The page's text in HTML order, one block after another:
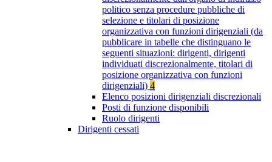
politico senza procedure pubbliche di
selezione e titolari di posizione
organizzativa con funzioni dirigenziali (da
pubblicare in tabelle che distinguano le
seguenti situazioni: dirigenti, dirigenti
individuati discrezionalmente, titolari di
posizione organizzativa con funzioni
dirigenziali) 4
Elenco posizioni dirigenziali discrezionali
Posti di funzione disponibili
Ruolo dirigenti
Dirigenti cessati